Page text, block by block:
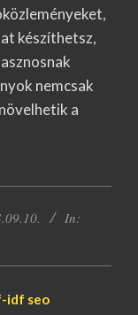
készíthetsz,
nemcsak
a
In:
idf seo